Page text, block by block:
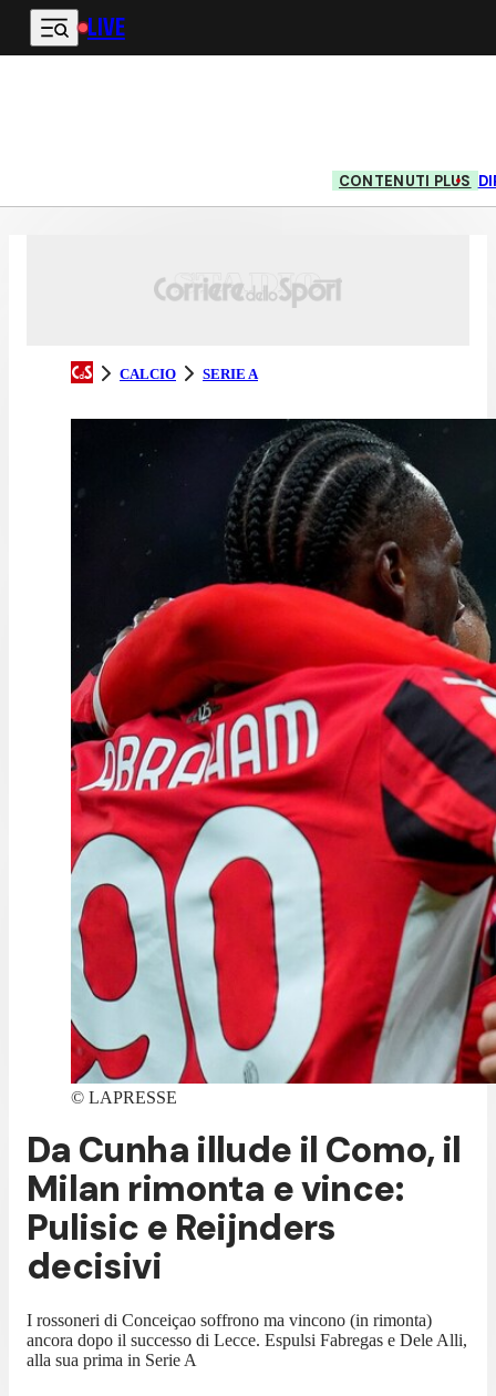
Vai al contenuto principale
LIVE
CONTENUTI PLUS
CALCIO SERIE A
© LAPRESSE
Da Cunha illude il Como, il
Milan rimonta e vince:
Pulisic e Reijnders
decisivi
I rossoneri di Conceiçao soffrono ma vincono (in rimonta)
ancora dopo il successo di Lecce. Espulsi Fabregas e Dele Alli,
alla sua prima in Serie A